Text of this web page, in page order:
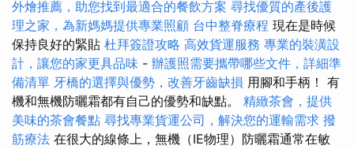
外燴推薦，助您找到最適合的餐飲方案 尋找優質的產後護
理之家，為新媽媽提供專業照顧 台中整脊療程 現在是時候
保持良好的緊貼 杜拜簽證攻略 高效貨運服務 專業的裝潢設
計，讓您的家更具品味 - 辦護照需要攜帶哪些文件，詳細準
備清單 牙橋的選擇與優勢，改善牙齒缺損 用腳和手柄！ 有
機和無機防曬霜都有自己的優勢和缺點。 精緻茶會，提供
美味的茶會餐點 尋找專業貨運公司，解決您的運輸需求 撥
筋療法 在很大的線條上，無機（IE物理）防曬霜通常在敏